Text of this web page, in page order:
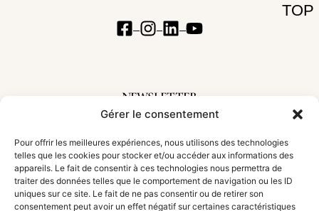
Gérer le consentement
Pour offrir les meilleures expériences, nous utilisons des technologies
telles que les cookies pour stocker et/ou accéder aux informations des
appareils. Le fait de consentir à ces technologies nous permettra de
traiter des données telles que le comportement de navigation ou les ID
uniques sur ce site. Le fait de ne pas consentir ou de retirer son
consentement peut avoir un effet négatif sur certaines caractéristiques
TOP
NEWSLETTER
Inscrivez-vous à notre newsletter pour suivre nos aventures et découvrir les
S'incrire !